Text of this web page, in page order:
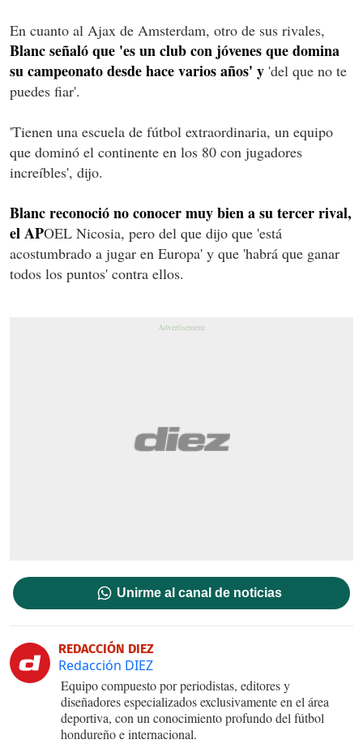
En cuanto al Ajax de Amsterdam, otro de sus rivales,
Blanc señaló que 'es un club con jóvenes que domina
su campeonato desde hace varios años' y 'del que no te
puedes fiar'.
'Tienen una escuela de fútbol extraordinaria, un equipo
que dominó el continente en los 80 con jugadores
increíbles', dijo.
Blanc reconoció no conocer muy bien a su tercer rival,
el APOEL Nicosia, pero del que dijo que 'está
acostumbrado a jugar en Europa' y que 'habrá que ganar
todos los puntos' contra ellos.
Unirme al canal de noticias
REDACCIÓN DIEZ
Redacción DIEZ
Equipo compuesto por periodistas, editores y
diseñadores especializados exclusivamente en el área
deportiva, con un conocimiento profundo del fútbol
hondureño e internacional.